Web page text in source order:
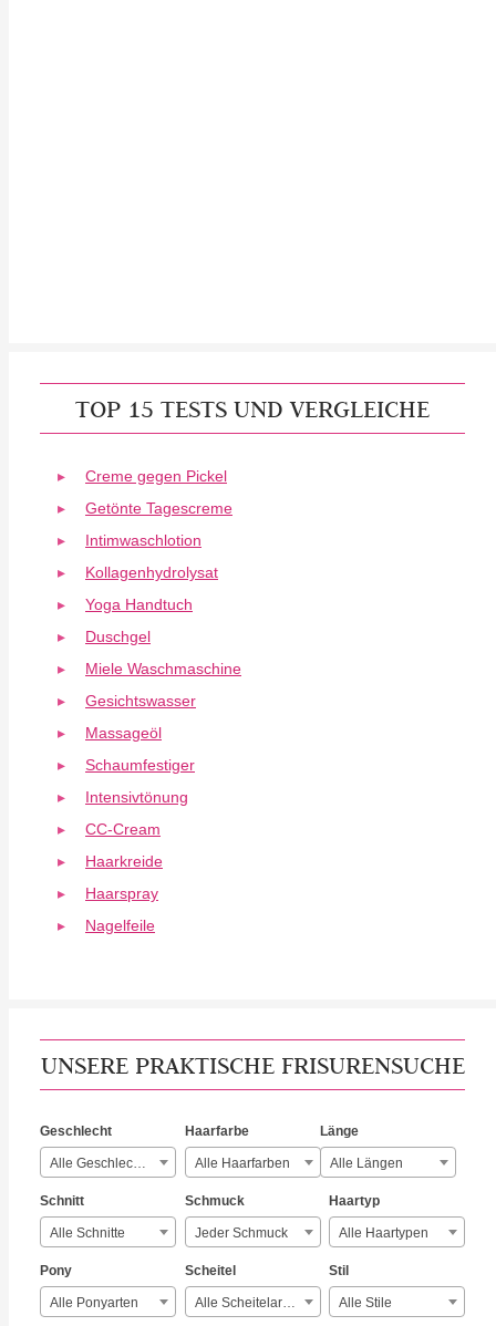
TOP 15 TESTS UND VERGLEICHE
Creme gegen Pickel
Getönte Tagescreme
Intimwaschlotion
Kollagenhydrolysat
Yoga Handtuch
Duschgel
Miele Waschmaschine
Gesichtswasser
Massageöl
Schaumfestiger
Intensivtönung
CC-Cream
Haarkreide
Haarspray
Nagelfeile
UNSERE PRAKTISCHE FRISURENSUCHE
Geschlecht
Alle Geschlechter
Haarfarbe
Alle Haarfarben
Länge
Alle Längen
Schnitt
Alle Schnitte
Schmuck
Jeder Schmuck
Haartyp
Alle Haartypen
Pony
Alle Ponyarten
Scheitel
Alle Scheitelarten
Stil
Alle Stile